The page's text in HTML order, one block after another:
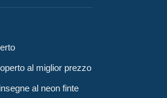
al miglior prezzo
al neon finte